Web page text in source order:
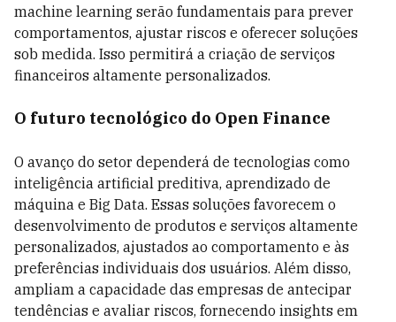
machine learning serão fundamentais para prever
comportamentos, ajustar riscos e oferecer soluções
sob medida. Isso permitirá a criação de serviços
financeiros altamente personalizados.
O futuro tecnológico do Open Finance
O avanço do setor dependerá de tecnologias como
inteligência artificial preditiva, aprendizado de
máquina e Big Data. Essas soluções favorecem o
desenvolvimento de produtos e serviços altamente
personalizados, ajustados ao comportamento e às
preferências individuais dos usuários. Além disso,
ampliam a capacidade das empresas de antecipar
tendências e avaliar riscos, fornecendo insights em